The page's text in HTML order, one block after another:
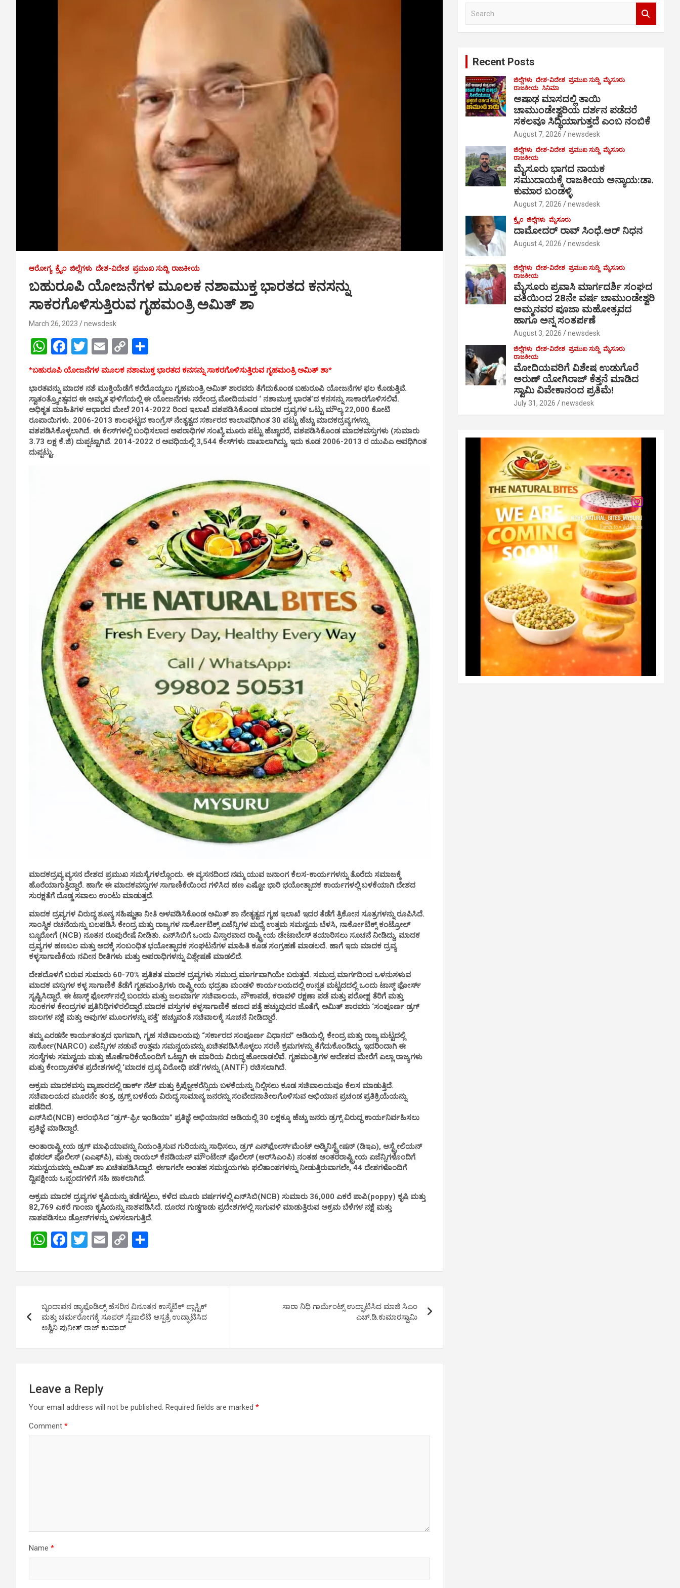
ಆರೋಗ್ಯ ಕ್ರೈಂ ಜಿಲ್ಲೆಗಳು ದೇಶ-ವಿದೇಶ ಪ್ರಮುಖ ಸುದ್ದಿ ರಾಜಕೀಯ
ಬಹುರೂಪಿ ಯೋಜನೆಗಳ ಮೂಲಕ ನಶಾಮುಕ್ತ ಭಾರತದ ಕನಸನ್ನು
ಸಾಕರಗೊಳಿಸುತ್ತಿರುವ ಗೃಹಮಂತ್ರಿ ಅಮಿತ್ ಶಾ
March 26, 2023 newsdesk
W
h
at
s
A
p
p
F
a
ce
b
o
o
k
T
wi
tt
er
E
ail
C
o
py
Li
n
k
h
ar
e
*ಬಹುರೂಪಿ ಯೋಜನೆಗಳ ಮೂಲಕ ನಶಾಮುಕ್ತ ಭಾರತದ ಕನಸನ್ನು ಸಾಕರಗೊಳಿಸುತ್ತಿರುವ ಗೃಹಮಂತ್ರಿ ಅಮಿತ್ ಶಾ*
ಭಾರತವನ್ನು ಮಾದಕ ನಶೆ ಮುಕ್ತಿಯೆಡೆಗೆ ಕರೆದೊಯ್ಯಲು ಗೃಹಮಂತ್ರಿ ಅಮಿತ್ ಶಾರವರು ತೆಗೆದುಕೊಂಡ ಬಹುರೂಪಿ ಯೋಜನೆಗಳ ಫಲ ಕೊಡುತ್ತಿವೆ.
ಸ್ವಾತಂತ್ರ್ಯೋತ್ಸವದ ಈ ಅಮೃತ ಘಳಿಗೆಯಲ್ಲಿ ಈ ಯೋಜನೆಗಳು ನರೇಂದ್ರ ಮೋದಿಯವರ ‘ ನಶಾಮುಕ್ತ ಭಾರತ’ದ ಕನಸನ್ನು ಸಾಕಾರಗೊಳಿಸಲಿವೆ.
ಅಧಿಕೃತ ಮಾಹಿತಿಗಳ ಆಧಾರದ ಮೇಲೆ 2014-2022 ರಿಂದ ಇಲಾಖೆ ವಶಪಡಿಸಿಕೊಂಡ ಮಾದಕ ದ್ರವ್ಯಗಳ ಒಟ್ಟು ಮೌಲ್ಯ 22,000 ಕೋಟಿ
ರೂಪಾಯಿಗಳು. 2006-2013 ಕಾಲಘಟ್ಟದ ಕಾಂಗ್ರೆಸ್ ನೇತೃತ್ವದ ಸರ್ಕಾರದ ಕಾಲಾವಧಿಗಿಂತ 30 ಪಟ್ಟು ಹೆಚ್ಚು ಮಾದಕದ್ರವ್ಯಗಳನ್ನು
ವಶಪಡಿಸಿಕೊಳ್ಳಲಾಗಿದೆ. ಈ ಕೇಸ್‌ಗಳಲ್ಲಿ ಬಂಧಿಸಲಾದ ಅಪರಾಧಿಗಳ ಸಂಖ್ಯೆ ಮೂರು ಪಟ್ಟು ಹೆಚ್ಚಾದರೆ, ವಶಪಡಿಸಿಕೊಂಡ ಮಾದಕವಸ್ತುಗಳು (ಸುಮಾರು
3.73 ಲಕ್ಷ ಕೆ.ಜಿ) ದುಪ್ಪಟ್ಟಾಗಿವೆ. 2014-2022 ರ ಅವಧಿಯಲ್ಲಿ 3,544 ಕೇಸ್‌ಗಳು ದಾಖಾಲಾಗಿದ್ದು, ಇದು ಕೂಡ 2006-2013 ರ ಯುಪಿಎ ಅವಧಿಗಿಂತ
ದುಪ್ಪಟ್ಟು.
ಮಾದಕದ್ರವ್ಯ ವ್ಯಸನ ದೇಶದ ಪ್ರಮುಖ ಸಮಸ್ಯೆಗಳಲ್ಲೊಂದು. ಈ ವ್ಯಸನದಿಂದ ನಮ್ಮ ಯುವ ಜನಾಂಗ ಕೆಲಸ-ಕಾರ್ಯಗಳನ್ನು ತೊರೆದು ಸಮಾಜಕ್ಕೆ
ಹೊರೆಯಾಗುತ್ತಿದ್ದಾರೆ. ಹಾಗೇ ಈ ಮಾದಕವಸ್ತುಗಳ ಸಾಗಾಣಿಕೆಯಿಂದ ಗಳಿಸಿದ ಹಣ ಎಷ್ಟೋ ಭಾರಿ ಭಯೋತ್ಪಾದಕ ಕಾರ್ಯಗಳಲ್ಲಿ ಬಳಕೆಯಾಗಿ ದೇಶದ
ಸುರಕ್ಷತೆಗೆ ದೊಡ್ಡ ಸವಾಲು ಉಂಟು ಮಾಡುತ್ತದೆ.
ಮಾದಕ ದ್ರವ್ಯಗಳ ವಿರುದ್ಧ ಶೂನ್ಯ ಸಹಿಷ್ಣುತಾ ನೀತಿ ಅಳವಡಿಸಿಕೊಂಡ ಅಮಿತ್ ಶಾ ನೇತೃತ್ವದ ಗೃಹ ಇಲಾಖೆ ಇದರ ತೆಡೆಗೆ ತ್ರಿಕೋನ ಸೂತ್ರಗಳನ್ನು ರೂಪಿಸಿದೆ.
ಸಾಂಸ್ಥಿಕ ರಚನೆಯನ್ನು ಬಲಪಡಿಸಿ ಕೇಂದ್ರ ಮತ್ತು ರಾಜ್ಯಗಳ ನಾರ್ಕೋಟಿಕ್ಸ್ ಏಜೆನ್ಸಿಗಳ ಮಧ್ಯೆ ಉತ್ತಮ ಸಮನ್ವಯ ಬೆಳಸಿ, ನಾರ್ಕೋಟಿಕ್ಸ್ ಕಂಟ್ರೋಲ್
ಬ್ಯೂರೋಗೆ (NCB) ನೂತನ ರೂಪುರೇಷೆ ನೀಡಿತು. ಎನ್‌ಸಿಬಿಗೆ ಒಂದು ವಿಸ್ತಾರವಾದ ರಾಷ್ಟ್ರೀಯ ಡೇಟಾಬೇಸ್ ತಯಾರಿಸಲು ಸೂಚನೆ ನೀಡಿದ್ದು, ಮಾದಕ
ದ್ರವ್ಯಗಳ ಹಣಬಲ ಮತ್ತು ಅದಕ್ಕೆ ಸಂಬಂಧಿತ ಭಯೋತ್ಪಾದಕ ಸಂಘಟನೆಗಳ ಮಾಹಿತಿ ಕೂಡ ಸಂಗ್ರಹಣೆ ಮಾಡಲದೆ. ಹಾಗೆ ಇದು ಮಾದಕ ದ್ರವ್ಯ
ಕಳ್ಳಸಾಗಾಣಿಕೆಯ ನವೀನ ರೀತಿಗಳು ಮತ್ತು ಅಪರಾಧಿಗಳನ್ನು ವಿಶ್ಲೇಷಣೆ ಮಾಡಲಿದೆ.
ದೇಶದೊಳಗೆ ಬರುವ ಸುಮಾರು 60-70% ಪ್ರತಿಶತ ಮಾದಕ ದ್ರವ್ಯಗಳು ಸಮುದ್ರ ಮಾರ್ಗವಾಗಿಯೇ ಬರುತ್ತವೆ. ಸಮುದ್ರ ಮಾರ್ಗದಿಂದ ಒಳನುಸಳುವ
ಮಾದಕ ವಸ್ತುಗಳ ಕಳ್ಳ ಸಾಗಾಣಿಕೆ ತೆಡೆಗೆ ಗೃಹಮಂತ್ರಿಗಳು ರಾಷ್ಟ್ರೀಯ ಭದ್ರತಾ ಮಂಡಳಿ ಕಾರ್ಯಲಯದಲ್ಲಿ ಉನ್ನತ ಮಟ್ಟದದಲ್ಲಿ ಒಂದು ಟಾಸ್ಕ್ ಫೋರ್ಸ್
ಸೃಷ್ಟಿಸಿದ್ದಾರೆ. ಈ ಟಾಸ್ಕ್ ಫೋರ್ಸ್‌ನಲ್ಲಿ ಬಂದರು ಮತ್ತು ಜಲಮಾರ್ಗ ಸಚಿವಾಲಯ, ನೌಕಾಪಡೆ, ಕರಾವಳಿ ರಕ್ಷಣಾ ಪಡೆ ಮತ್ತು ಪರೋಕ್ಷ ತೆರಿಗೆ ಮತ್ತು
ಸುಂಕಗಳ ಕೇಂದ್ರಗಳ ಪ್ರತಿನಿಧಿಗಳಿರಲಿದ್ದಾರೆ.ಮಾದಕ ವಸ್ತುಗಳ ಕಳ್ಳಸಾಗಾಣಿಕೆ ಹಣದ ಪತ್ತೆ ಹಚ್ಚುವುದರ ಜೊತೆಗೆ, ಅಮಿತ್ ಶಾರವರು ‘ಸಂಪೂರ್ಣ ಡ್ರಗ್
ಜಾಲಗಳ ನಕ್ಷೆ ಮತ್ತು ಅವುಗಳ ಮೂಲಗಳನ್ನು ಪತ್ತೆ’ ಹಚ್ಚುವಂತೆ ಸಚಿವಾಲಕ್ಕೆ ಸೂಚನೆ ನೀಡಿದ್ದಾರೆ.
ತಮ್ಮ ಎರಡನೇ ಕಾರ್ಯತಂತ್ರದ ಭಾಗವಾಗಿ, ಗೃಹ ಸಚಿವಾಲಯವು “ಸರ್ಕಾರದ ಸಂಪೂರ್ಣ ವಿಧಾನದ” ಅಡಿಯಲ್ಲಿ, ಕೇಂದ್ರ ಮತ್ತು ರಾಜ್ಯ ಮಟ್ಟದಲ್ಲಿ
ನಾರ್ಕೋ(NARCO) ಏಜೆನ್ಸಿಗಳ ನಡುವೆ ಉತ್ತಮ ಸಮನ್ವಯವನ್ನು ಖಚಿತಪಡಿಸಿಕೊಳ್ಳಲು ಸರಣಿ ಕ್ರಮಗಳನ್ನು ತೆಗೆದುಕೊಂಡಿದ್ದು, ಇದರಿಂದಾಗಿ ಈ
ಸಂಸ್ಥೆಗಳು ಸಮನ್ವಯ ಮತ್ತು ಹೊಣೆಗಾರಿಕೆಯೊಂದಿಗೆ ಒಟ್ಟಾಗಿ ಈ ಮಾರಿಯ ವಿರುದ್ಧ ಹೋರಾಡಲಿವೆ. ಗೃಹಮಂತ್ರಿಗಳ ಆದೇಶದ ಮೇರೆಗೆ ಎಲ್ಲಾ ರಾಜ್ಯಗಳು
ಮತ್ತು ಕೇಂದ್ರಾಡಳಿತ ಪ್ರದೇಶಗಳಲ್ಲಿ ‘ಮಾದಕ ದ್ರವ್ಯ ವಿರೋಧಿ ಪಡೆ’ಗಳನ್ನು (ANTF) ರಚಿಸಲಾಗಿದೆ.
ಅಕ್ರಮ ಮಾದಕವಸ್ತು ವ್ಯಾಪಾರದಲ್ಲಿ ಡಾರ್ಕ್ ನೆಟ್ ಮತ್ತು ಕ್ರಿಪ್ಟೋಕರೆನ್ಸಿಯ ಬಳಕೆಯನ್ನು ನಿಲ್ಲಿಸಲು ಕೂಡ ಸಚಿವಾಲಯವೂ ಕೆಲಸ ಮಾಡುತ್ತಿದೆ.
ಸಚಿವಾಲಯದ ಮೂರನೇ ತಂತ್ರ, ಡ್ರಗ್ಸ್ ಬಳಕೆಯ ವಿರುದ್ಧ ಸಾಮಾನ್ಯ ಜನರನ್ನು ಸಂವೇದನಾಶೀಲಗೊಳಿಸುವ ಅಭಿಯಾನ ಪ್ರಚಂಡ ಪ್ರತಿಕ್ರಿಯೆಯನ್ನು
ಪಡೆದಿದೆ.
ಎನ್‌ಸಿಬಿ(NCB) ಆರಂಭಿಸಿದ “ಡ್ರಗ್-ಫ್ರೀ ಇಂಡಿಯಾ” ಪ್ರತಿಜ್ಞೆ ಅಭಿಯಾನದ ಅಡಿಯಲ್ಲಿ 30 ಲಕ್ಷಕ್ಕೂ ಹೆಚ್ಚು ಜನರು ಡ್ರಗ್ಸ್ ವಿರುದ್ಧ ಕಾರ್ಯನಿರ್ವಹಿಸಲು
ಪ್ರತಿಜ್ಞೆ ಮಾಡಿದ್ದಾರೆ.
ಅಂತಾರಾಷ್ಟ್ರೀಯ ಡ್ರಗ್ ಮಾಫಿಯಾವನ್ನು ನಿಯಂತ್ರಿಸುವ ಗುರಿಯನ್ನು ಸಾಧಿಸಲು, ಡ್ರಗ್ ಎನ್‌ಫೋರ್ಸ್‌ಮೆಂಟ್ ಅಡ್ಮಿನಿಸ್ಟ್ರೇಷನ್ (ಡಿಇಎ), ಆಸ್ಟ್ರೇಲಿಯನ್
ಫೆಡರಲ್ ಪೊಲೀಸ್ (ಎಎಫ್‌ಪಿ), ಮತ್ತು ರಾಯಲ್ ಕೆನಡಿಯನ್ ಮೌಂಟೇನ್ ಪೊಲೀಸ್ (ಆರ್‌ಸಿಎಂಪಿ) ನಂತಹ ಅಂತರರಾಷ್ಟ್ರೀಯ ಏಜೆನ್ಸಿಗಳೊಂದಿಗೆ
ಸಮನ್ವಯವನ್ನು ಅಮಿತ್ ಶಾ ಖಚಿತಪಡಿಸಿದ್ದಾರೆ. ಈಗಾಗಲೇ ಅಂತಹ ಸಮನ್ವಯಗಳು ಫಲಿತಾಂಶಗಳನ್ನು ನೀಡುತ್ತಿರುವಾಗಲೇ, 44 ದೇಶಗಳೊಂದಿಗೆ
ದ್ವಿಪಕ್ಷೀಯ ಒಪ್ಪಂದಗಳಿಗೆ ಸಹಿ ಹಾಕಲಾಗಿದೆ.
ಅಕ್ರಮ ಮಾದಕ ದ್ರವ್ಯಗಳ ಕೃಷಿಯನ್ನು ತಡೆಗಟ್ಟಲು, ಕಳೆದ ಮೂರು ವರ್ಷಗಳಲ್ಲಿ ಎನ್‌ಸಿಬಿ(NCB) ಸುಮಾರು 36,000 ಎಕರೆ ಪಾಪಿ(poppy) ಕೃಷಿ ಮತ್ತು
82,769 ಎಕರೆ ಗಾಂಜಾ ಕೃಷಿಯನ್ನು ನಾಶಪಡಿಸಿದೆ. ದೂರದ ಗುಡ್ಡಗಾಡು ಪ್ರದೇಶಗಳಲ್ಲಿ ಸಾಗುವಳಿ ಮಾಡುತ್ತಿರುವ ಅಕ್ರಮ ಬೆಳೆಗಳ ನಕ್ಷೆ ಮತ್ತು
ನಾಶಪಡಿಸಲು ಡ್ರೋನ್‌ಗಳನ್ನು ಬಳಸಲಾಗುತ್ತಿದೆ.
W
at
A
p
p
F
ce
o
o
k
T
tt
E
ail
C
py
n
k
ar
navigation
ಬೃಂದಾವನ ಡ್ಯಾಫೊಡಿಲ್ಸ್ ಹೆಸರಿನ ವಿನೂತನ ಕಾಸ್ಮೆಟಿಕ್ ಪ್ಲಾಸ್ಟಿಕ್
ಮತ್ತು ಚರ್ಮರೋಗಕ್ಕೆ ಸೂಪರ್ ಸ್ಪೆಷಾಲಿಟಿ ಆಸ್ಪತ್ರೆ ಉದ್ಘಾಟಿಸಿದ
ಅಶ್ವಿನಿ ಪುನೀತ್ ರಾಜ್ ಕುಮಾರ್
ಸಾರಾ ನಿಧಿ ಗಾರ್ಮೆಂಟ್ಸ್ ಉದ್ಘಾಟಿಸಿದ ಮಾಜಿ ಸಿಎಂ
ಎಚ್.ಡಿ.ಕುಮಾರಸ್ವಾಮಿ
Leave a Reply
Your email address will not be published. Required fields are marked *
Comment *
Name *
Recent Posts
ಜಿಲ್ಲೆಗಳು ದೇಶ-ವಿದೇಶ ಪ್ರಮುಖ ಸುದ್ದಿ ಮೈಸೂರು
ರಾಜಕೀಯ ಸಿನಿಮಾ
ಆಷಾಢ ಮಾಸದಲ್ಲಿ ತಾಯಿ
ಚಾಮುಂಡೇಶ್ವರಿಯ ದರ್ಶನ ಪಡೆದರೆ
ಸಕಲವೂ ಸಿದ್ಧಿಯಾಗುತ್ತದೆ ಎಂಬ ನಂಬಿಕೆ
August 7, 2026 newsdesk
ಜಿಲ್ಲೆಗಳು ದೇಶ-ವಿದೇಶ ಪ್ರಮುಖ ಸುದ್ದಿ ಮೈಸೂರು
ರಾಜಕೀಯ
ಮೈಸೂರು ಭಾಗದ ನಾಯಕ
ಸಮುದಾಯಕ್ಕೆ ರಾಜಕೀಯ ಅನ್ಯಾಯ:ಡಾ.
ಕುಮಾರ ಬಂಡಳ್ಳಿ
August 7, 2026 newsdesk
ಕ್ರೈಂ ಜಿಲ್ಲೆಗಳು ಮೈಸೂರು
ದಾಮೋದರ್ ರಾವ್ ಸಿಂಧೆ.ಆರ್ ನಿಧನ
August 4, 2026 newsdesk
ಜಿಲ್ಲೆಗಳು ದೇಶ-ವಿದೇಶ ಪ್ರಮುಖ ಸುದ್ದಿ ಮೈಸೂರು
ರಾಜಕೀಯ
ಮೈಸೂರು ಪ್ರವಾಸಿ ಮಾರ್ಗದರ್ಶಿ ಸಂಘದ
ವತಿಯಿಂದ 28ನೇ ವರ್ಷ ಚಾಮುಂಡೇಶ್ವರಿ
ಅಮ್ಮನವರ ಪೂಜಾ ಮಹೋತ್ಸವದ
ಹಾಗೂ ಅನ್ನ ಸಂತರ್ಪಣೆ
August 3, 2026 newsdesk
ಜಿಲ್ಲೆಗಳು ದೇಶ-ವಿದೇಶ ಪ್ರಮುಖ ಸುದ್ದಿ ಮೈಸೂರು
ರಾಜಕೀಯ
ಮೋದಿಯವರಿಗೆ ವಿಶೇಷ ಉಡುಗೊರೆ
ಅರುಣ್ ಯೋಗಿರಾಜ್ ಕೆತ್ತನೆ ಮಾಡಿದ
ಸ್ವಾಮಿ ವಿವೇಕಾನಂದ ಪ್ರತಿಮೆ!
July 31, 2026 newsdesk